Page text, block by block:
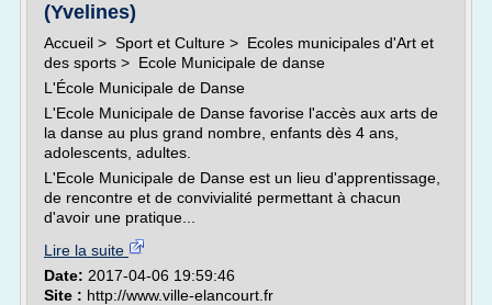
(Yvelines)
Accueil > Sport et Culture > Ecoles municipales d'Art et
des sports > Ecole Municipale de danse
L'École Municipale de Danse
L'Ecole Municipale de Danse favorise l'accès aux arts de
la danse au plus grand nombre, enfants dès 4 ans,
adolescents, adultes.
L'Ecole Municipale de Danse est un lieu d'apprentissage,
de rencontre et de convivialité permettant à chacun
d'avoir une pratique...
Lire la suite
Date: 2017-04-06 19:59:46
Site : http://www.ville-elancourt.fr